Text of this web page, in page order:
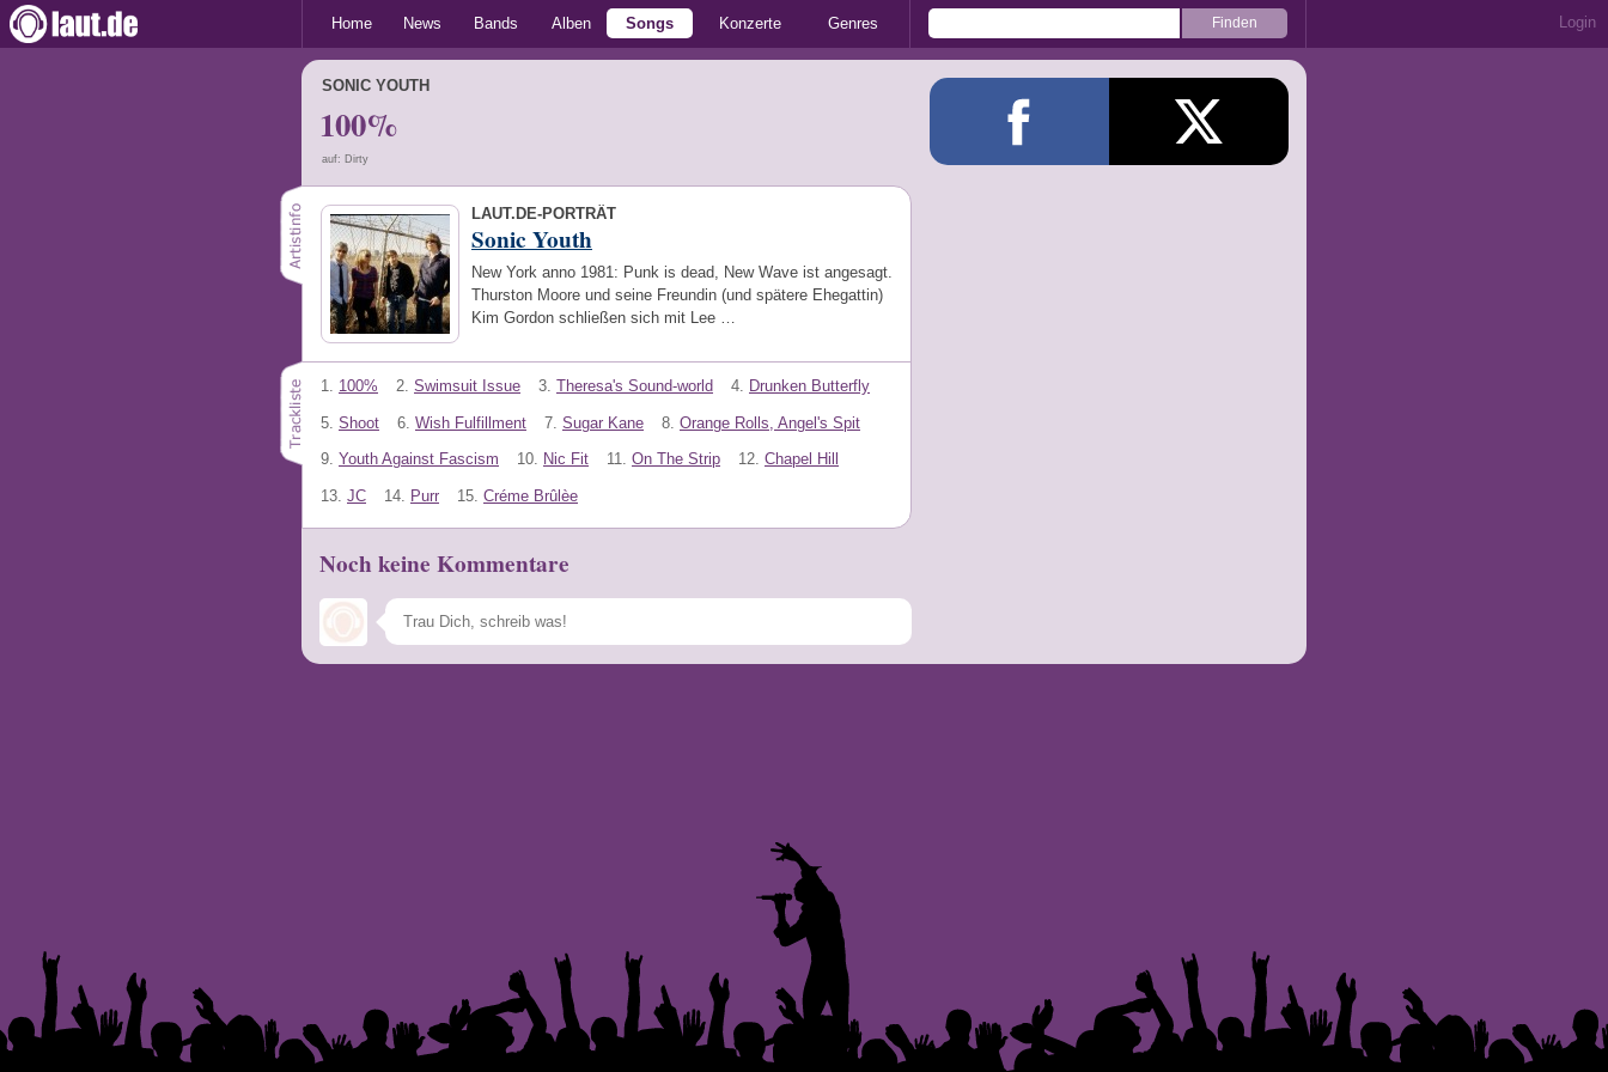
Home News Bands Alben Songs Konzerte Genres Login
SONIC YOUTH
100%
auf: Dirty
LAUT.DE-PORTRÄT
Sonic Youth
New York anno 1981: Punk is dead, New Wave ist angesagt.
Thurston Moore und seine Freundin (und spätere Ehegattin)
Kim Gordon schließen sich mit Lee …
1. 100% 2. Swimsuit Issue 3. Theresa's Sound-world 4. Drunken Butterfly
5. Shoot 6. Wish Fulfillment 7. Sugar Kane 8. Orange Rolls, Angel's Spit
9. Youth Against Fascism 10. Nic Fit 11. On The Strip 12. Chapel Hill
13. JC 14. Purr 15. Créme Brûlèe
Noch keine Kommentare
Speichern